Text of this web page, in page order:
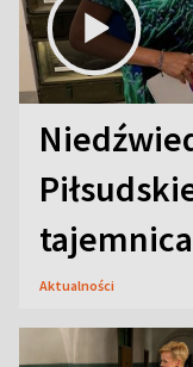
Aktualności